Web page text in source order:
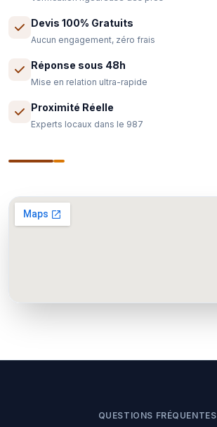
Devis 100% Gratuits
Aucun engagement, zéro frais
Réponse sous 48h
Mise en relation ultra-rapide
Proximité Réelle
Experts locaux dans le 987
QUESTIONS FRÉQUENTES